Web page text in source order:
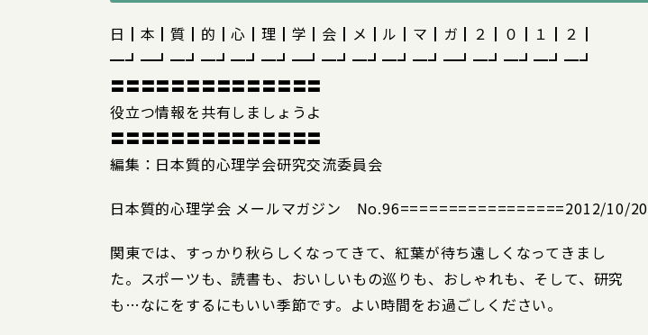
日┃本┃質┃的┃心┃理┃学┃会┃メ┃ル┃マ┃ガ┃２┃０┃１┃２┃
━┛━┛━┛━┛━┛━┛━┛━┛━┛━┛━┛━┛━┛━┛━┛━┛
〓〓〓〓〓〓〓〓〓〓〓〓〓〓
役立つ情報を共有しましょうよ
〓〓〓〓〓〓〓〓〓〓〓〓〓〓
編集：日本質的心理学会研究交流委員会
日本質的心理学会 メールマガジン No.96=================2012/10/20
関東では、すっかり秋らしくなってきて、紅葉が待ち遠しくなってきまし
た。スポーツも、読書も、おいしいもの巡りも、おしゃれも、そして、研究
も…なにをするにもいい季節です。よい時間をお過ごしください。